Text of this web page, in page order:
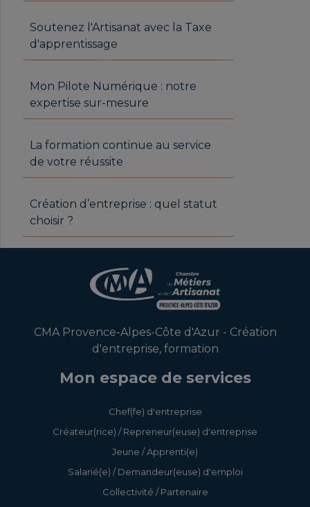
Soutenez l'Artisanat avec la Taxe
d'apprentissage
Mon Pilote Numérique : notre
expertise sur-mesure
La formation continue au service
de votre réussite
Création d’entreprise : quel statut
choisir ?
CMA Provence-Alpes-Côte d'Azur - Création
d'entreprise, formation
Mon espace de services
Chef(fe) d'entreprise
Créateur(rice) / Repreneur(euse) d'entreprise
Jeune / Apprenti(e)
Salarié(e) / Demandeur(euse) d'emploi
Collectivité / Partenaire